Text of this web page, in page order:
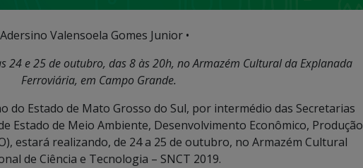
Valensoela Gomes Junior •
24 e 25 de outubro, das 8 às 20h, no Armazém Cultural da Explanada
Ferroviária, em Campo Grande.
do Estado de Mato Grosso do Sul, por intermédio das Secretarias
Estado de Meio Ambiente, Desenvolvimento Econômico, Produção
estará realizando, de 24 a 25 de outubro, no Armazém Cultural
de Ciência e Tecnologia – SNCT 2019.